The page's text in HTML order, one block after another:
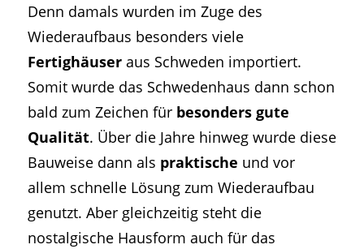
Denn damals wurden im Zuge des
Wiederaufbaus besonders viele
Fertighäuseraus Schweden importiert.
Somit wurde das Schwedenhaus dann schon
bald zum Zeichen für besonders gute
Qualität. Über die Jahre hinweg wurde diese
Bauweise dann als praktische und vor
allem schnelle Lösung zum Wiederaufbau
genutzt. Aber gleichzeitig steht die
nostalgische Hausform auch für das